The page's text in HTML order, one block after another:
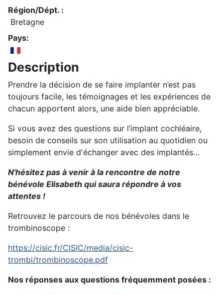
Région/Dépt. :
Bretagne
Pays:
Description
Prendre la décision de se faire implanter n’est pas
toujours facile, les témoignages et les expériences de
chacun apportent alors, une aide bien appréciable.
Si vous avez des questions sur l’implant cochléaire,
besoin de conseils sur son utilisation au quotidien ou
simplement envie d'échanger avec des implantés…
N'hésitez pas à venir à la rencontre de notre
bénévole Elisabeth qui saura répondre à vos
attentes !
Retrouvez le parcours de nos bénévoles dans le
trombinoscope :
https://cisic.fr/CISIC/media/cisic-
trombi/trombinoscope.pdf
Nos réponses aux questions fréquemment posées :